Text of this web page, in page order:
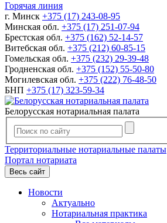
Горячая линия
г. Минск +375 (17) 243-08-95
Минская обл. +375 (17) 251-07-94
Брестская обл. +375 (162) 52-14-57
Витебская обл. +375 (212) 60-85-15
Гомельская обл. +375 (232) 29-39-48
Гродненская обл. +375 (152) 55-50-80
Могилевская обл. +375 (222) 76-48-50
БНП +375 (17) 323-59-34
Белорусская нотариальная палата
Территориальные нотариальные палаты
Портал нотариата
Весь сайт
Новости
Актуально
Нотариальная практика